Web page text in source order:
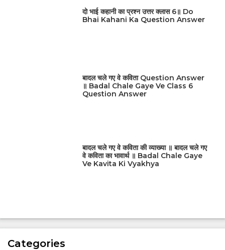
दो भाई कहानी का प्रश्न उत्तर क्लास 6॥ Do
Bhai Kahani Ka Question Answer
बादल चले गए वे कविता Question Answer
॥ Badal Chale Gaye Ve Class 6
Question Answer
बादल चले गए वे कविता की व्याख्या ॥ बादल चले गए
वे कविता का भावार्थ ॥ Badal Chale Gaye
Ve Kavita Ki Vyakhya
Categories